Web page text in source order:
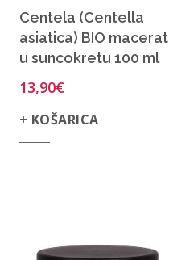
Centela (Centella
asiatica) BIO macerat
u suncokretu 100 ml
13,90€
+ KOŠARICA